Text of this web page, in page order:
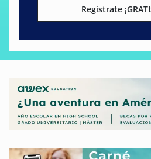
Regístrate